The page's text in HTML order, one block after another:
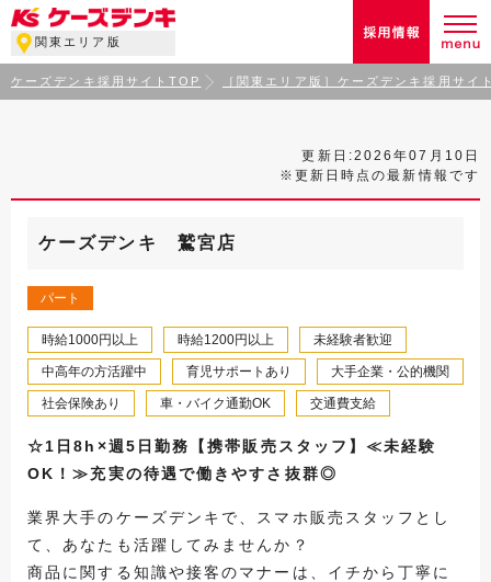
関東エリア版
ケーズデンキ採用サイトTOP ［関東エリア版］ケーズデンキ採用サイ
更新日:2026年07月10日
※更新日時点の最新情報です
ケーズデンキ 鷲宮店
パート
時給1000円以上 時給1200円以上 未経験者歓迎
中高年の方活躍中 育児サポートあり 大手企業・公的機関
社会保険あり 車・バイク通勤OK 交通費支給
☆1日8h×週5日勤務【携帯販売スタッフ】≪未経験
OK！≫充実の待遇で働きやすさ抜群◎
業界大手のケーズデンキで、スマホ販売スタッフとし
て、あなたも活躍してみませんか？
商品に関する知識や接客のマナーは、イチから丁寧に